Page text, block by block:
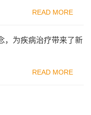
READ MORE
，为疾病治疗带来了新
READ MORE